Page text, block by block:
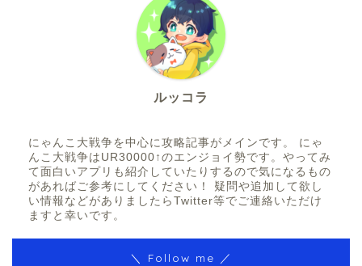
ルッコラ
にゃんこ大戦争を中心に攻略記事がメインです。 にゃ
んこ大戦争はUR30000↑のエンジョイ勢です。やってみ
て面白いアプリも紹介していたりするので気になるもの
があればご参考にしてください！ 疑問や追加して欲し
い情報などがありましたらTwitter等でご連絡いただけ
ますと幸いです。
＼ Follow me ／